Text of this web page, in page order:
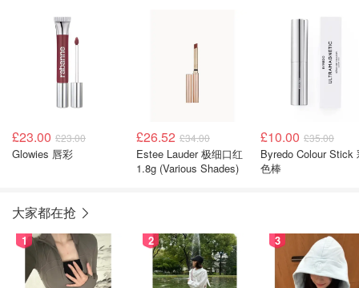
£23.00 £23.00
Glowies 唇彩
£26.52 £34.00
Estee Lauder 极细口红
1.8g (Various Shades)
£10.00 £35.00
Byredo Colour Stick
色棒
大家都在抢
1 2 3